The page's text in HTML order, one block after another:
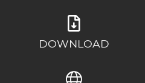
DOWNLOAD